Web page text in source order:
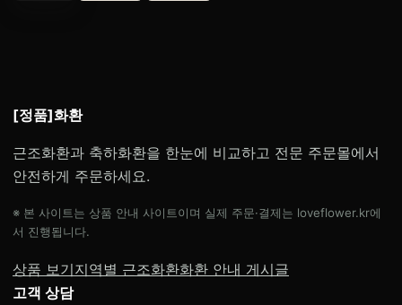
[정품]화환
근조화환과 축하화환을 한눈에 비교하고 전문 주문몰에서
안전하게 주문하세요.
※ 본 사이트는 상품 안내 사이트이며 실제 주문·결제는 loveflower.kr에
서 진행됩니다.
상품 보기지역별 근조화환화환 안내 게시글
고객 상담